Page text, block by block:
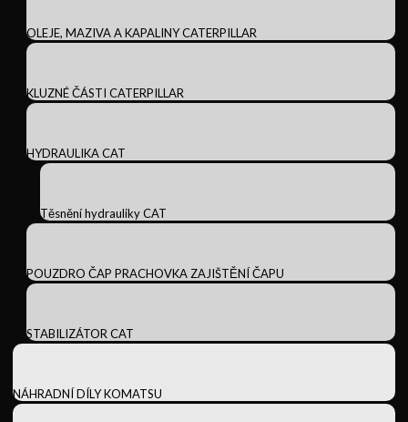
OLEJE, MAZIVA A KAPALINY CATERPILLAR
KLUZNÉ ČÁSTI CATERPILLAR
HYDRAULIKA CAT
Těsnění hydrauliky CAT
POUZDRO ČAP PRACHOVKA ZAJIŠTĚNÍ ČAPU
STABILIZÁTOR CAT
NÁHRADNÍ DÍLY KOMATSU